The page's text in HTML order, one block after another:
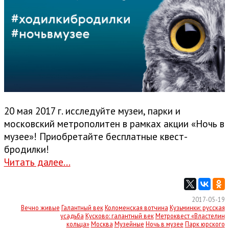
20 мая 2017 г. исследуйте музеи, парки и
московский метрополитен в рамках акции «Ночь в
музее»! Приобретайте бесплатные квест-
бродилки!
Читать далее...
2017-05-19
Вечно живые Галантный век Коломенская вотчина Кузьминки: русская
усадьба Кусково: галантный век Метроквест «Властелин
кольца» Москва Музейные Ночь в музее Парк юрского